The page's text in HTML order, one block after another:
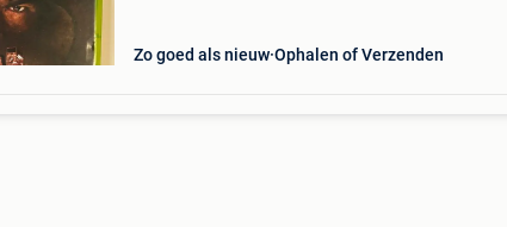
Zo goed als nieuw Ophalen of Verzenden